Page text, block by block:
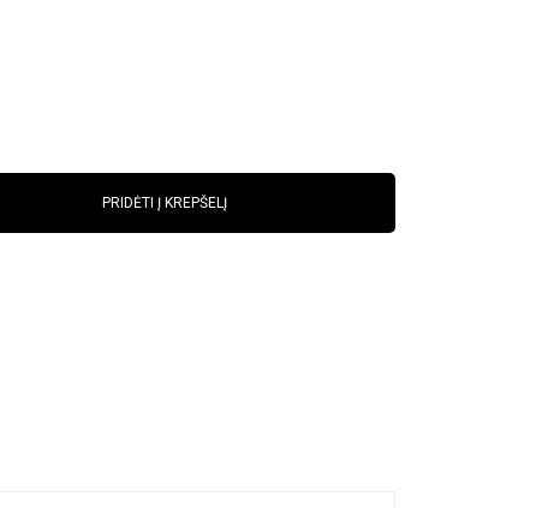
PRIDĖTI Į KREPŠELĮ